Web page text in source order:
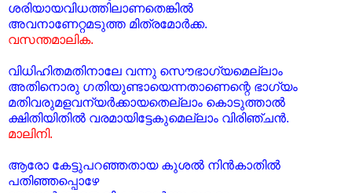
ശരിയായവിധത്തിലാണതെങ്കില്‍
അവനാണേറ്റമടുത്ത മിത്രമോര്‍ക്ക.
വസന്തമാലിക.
വിധിഹിതമതിനാലേ വന്നു സൌഭാഗ്യമെല്ലാം
അതിനൊരു ഗതിയുണ്ടായെന്നതാണെന്റെ ഭാഗ്യം
മതിവരുമളവന്യര്‍ക്കായതെല്ലാം കൊടുത്താല്‍
ക്ഷിതിയിതില്‍ വരമായിട്ടേകുമെല്ലാം വിരിഞ്ചന്‍.
മാലിനി.
ആരോ കേട്ടുപറഞ്ഞതായ കുശല്‍ നിന്‍കാതില്‍
പതിഞ്ഞപ്പൊഴേ